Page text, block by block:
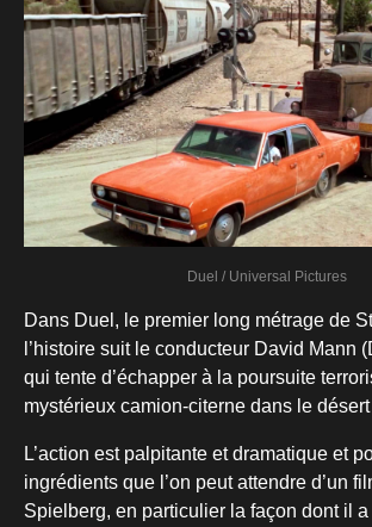
Duel / Universal Pictures
Dans Duel, le premier long métrage de
l’histoire suit le conducteur David Mann
qui tente d’échapper à la poursuite
mystérieux camion-citerne dans le
L’action est palpitante et dramatique et
ingrédients que l’on peut attendre d’un
Spielberg, en particulier la façon dont il